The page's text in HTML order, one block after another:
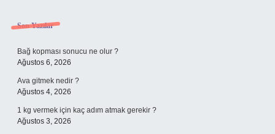
Sidebar
Son Yazılar
Bağ kopması sonucu ne olur ?
Ağustos 6, 2026
Ava gitmek nedir ?
Ağustos 4, 2026
1 kg vermek için kaç adım atmak gerekir ?
Ağustos 3, 2026